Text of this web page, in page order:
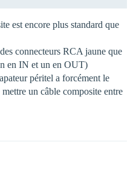
est encore plus standard que
connecteurs RCA jaune que
en IN et un en OUT)
péritel a forcément le
un câble composite entre